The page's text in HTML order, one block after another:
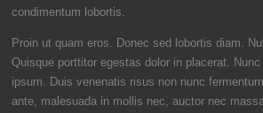
condimentum lobortis.
Proin ut quam eros. Donec sed lobortis diam.
Quisque porttitor egestas dolor in placerat.
ipsum. Duis venenatis risus non nunc
ante, malesuada in mollis nec, auctor nec